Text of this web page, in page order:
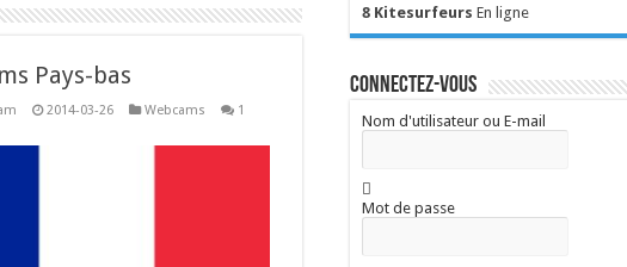
Pays-bas
2014-03-26 Webcams
1
8 Kitesurfeurs En ligne
Connectez-vous
Nom d'utilisateur ou E-mail
Mot de passe